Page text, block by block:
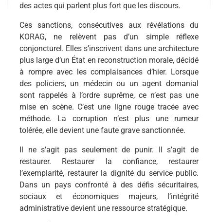
des actes qui parlent plus fort que les discours.
Ces sanctions, consécutives aux révélations du
KORAG, ne relèvent pas d’un simple réflexe
conjoncturel. Elles s’inscrivent dans une architecture
plus large d’un État en reconstruction morale, décidé
à rompre avec les complaisances d’hier. Lorsque
des policiers, un médecin ou un agent domanial
sont rappelés à l’ordre suprême, ce n’est pas une
mise en scène. C’est une ligne rouge tracée avec
méthode. La corruption n’est plus une rumeur
tolérée, elle devient une faute grave sanctionnée.
Il ne s’agit pas seulement de punir. Il s’agit de
restaurer. Restaurer la confiance, restaurer
l’exemplarité, restaurer la dignité du service public.
Dans un pays confronté à des défis sécuritaires,
sociaux et économiques majeurs, l’intégrité
administrative devient une ressource stratégique.